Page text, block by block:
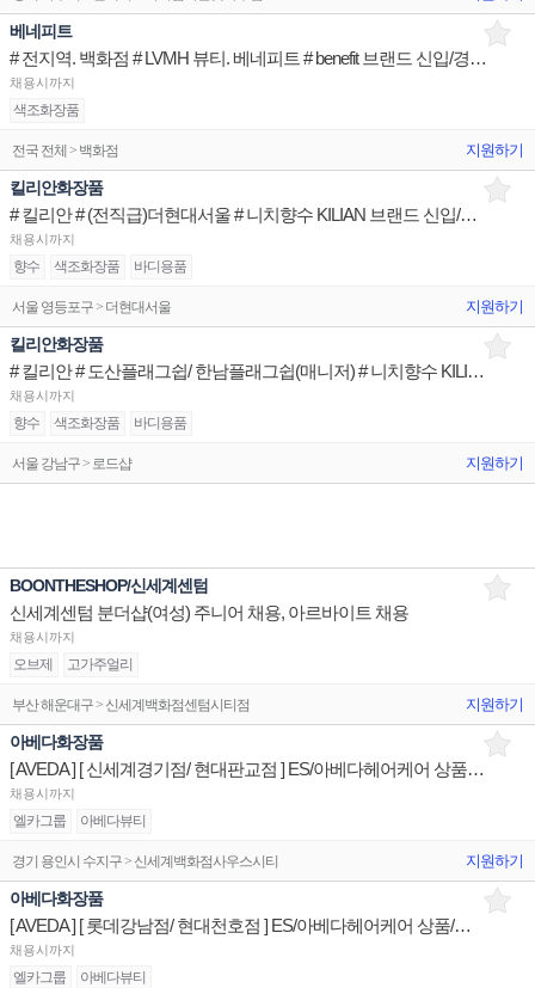
베네피트
# 전지역. 백화점 # LVMH 뷰티. 베네피트 # benefit 브랜드 신입/경력직 (정규직)
채용시까지
색조화장품
전국 전체 > 백화점 지원하기
킬리안화장품
# 킬리안 # (전직급)더현대서울 # 니치향수 KILIAN 브랜드 신입/경력직
채용시까지
향수 색조화장품 바디용품
서울 영등포구 > 더현대서울 지원하기
킬리안화장품
# 킬리안 # 도산플래그쉽/ 한남플래그쉽(매니저) # 니치향수 KILIAN 브랜드 신입/경력직
채용시까지
향수 색조화장품 바디용품
서울 강남구 > 로드샵 지원하기
BOONTHESHOP/신세계센텀
신세계센텀 분더샵(여성) 주니어 채용, 아르바이트 채용
채용시까지
오브제 고가주얼리
부산 해운대구 > 신세계백화점센텀시티점 지원하기
아베다화장품
[ AVEDA ] [ 신세계경기점/ 현대판교점 ] ES/아베다헤어케어 상품/진열/지원 매장판매사원
채용시까지
엘카그룹 아베다뷰티
경기 용인시 수지구 > 신세계백화점사우스시티 지원하기
아베다화장품
[ AVEDA ] [ 롯데강남점/ 현대천호점 ] ES/아베다헤어케어 상품/진열/지원 매장판매사원
채용시까지
엘카그룹 아베다뷰티